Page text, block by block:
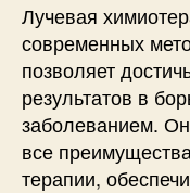
Лучевая
современных
позволяет
результатов в
заболеванием.
все
терапии,